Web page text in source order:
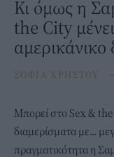
Κι όμως η
the City
αμερικάνικο
ΣΟΦΙΑ ΧΡΗΣΤΟΥ
Μπορεί στο Sex &
διαμερίσματα με...
πραγματικότητα η